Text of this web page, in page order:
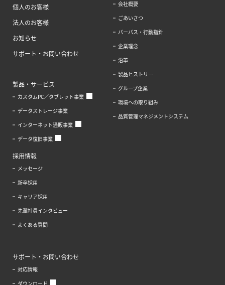
個人のお客様
法人のお客様
お知らせ
サポート・お問い合わせ
製品・サービス
カスタムPC／タブレット事業
データストレージ事業
インターネット通販事業
データ復旧事業
会社概要
ごあいさつ
パーパス・行動指針
企業理念
沿革
製品ヒストリー
グループ企業
環境への取り組み
品質管理マネジメントシステム
採用情報
メッセージ
新卒採用
キャリア採用
先輩社員インタビュー
よくある質問
サポート・お問い合わせ
対応情報
ダウンロード